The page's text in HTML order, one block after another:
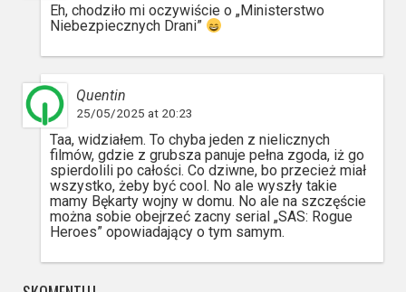
Eh, chodziło mi oczywiście o „Ministerstwo
Niebezpiecznych Drani”
Quentin
25/05/2025 at 20:23
Taa, widziałem. To chyba jeden z nielicznych
filmów, gdzie z grubsza panuje pełna zgoda, iż go
spierdolili po całości. Co dziwne, bo przecież miał
wszystko, żeby być cool. No ale wyszły takie
mamy Bękarty wojny w domu. No ale na szczęście
można sobie obejrzeć zacny serial „SAS: Rogue
Heroes” opowiadający o tym samym.